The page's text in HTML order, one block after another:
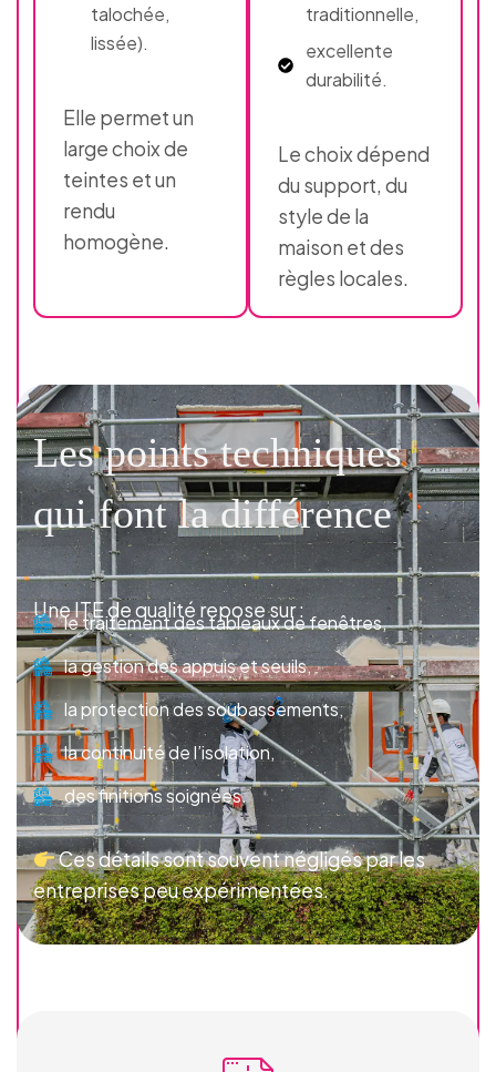
talochée,
lissée).
Elle permet un
large choix de
teintes et un
rendu
homogène.
traditionnelle,
excellente
durabilité.
Le choix dépend
du support, du
style de la
maison et des
règles locales.
Les points techniques
qui font la différence
Une ITE de qualité repose sur :
le traitement des tableaux de fenêtres,
la gestion des appuis et seuils,
la protection des soubassements,
la continuité de l’isolation,
des finitions soignées.
Ces détails sont souvent négligés par les
entreprises peu expérimentées.